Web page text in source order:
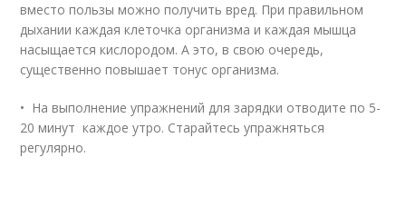
вместо пользы можно получить вред. При правильном
дыхании каждая клеточка организма и каждая мышца
насыщается кислородом. А это, в свою очередь,
существенно повышает тонус организма.
• На выполнение упражнений для зарядки отводите по 5-
20 минут каждое утро. Старайтесь упражняться
регулярно.